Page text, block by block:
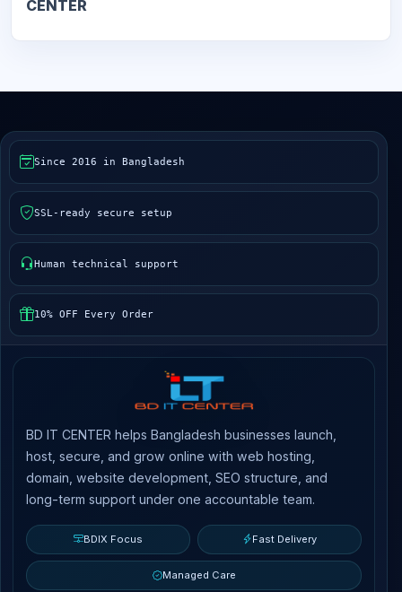
CENTER
Since 2016 in Bangladesh
SSL-ready secure setup
Human technical support
10% OFF Every Order
BD IT CENTER helps Bangladesh businesses launch,
host, secure, and grow online with web hosting,
domain, website development, SEO structure, and
long-term support under one accountable team.
BDIX Focus Fast Delivery
Managed Care